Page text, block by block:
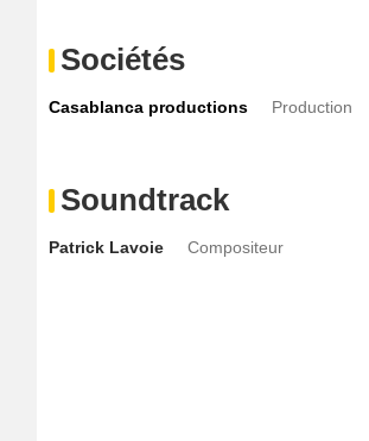
Sociétés
Casablanca productions Production
Soundtrack
Patrick Lavoie Compositeur